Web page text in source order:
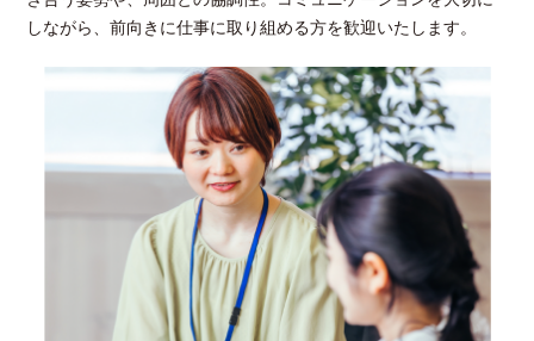
しながら、前向きに仕事に取り組める方を歓迎いたします。